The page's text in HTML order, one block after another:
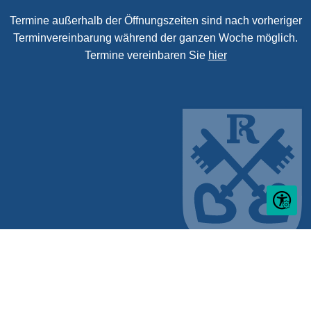
Termine außerhalb der Öffnungszeiten sind nach vorheriger
Terminvereinbarung während der ganzen Woche möglich.
Termine vereinbaren Sie hier
Seite